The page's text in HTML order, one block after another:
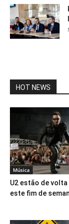
HOT NEWS
Música
U2 estão de volta
este fim de